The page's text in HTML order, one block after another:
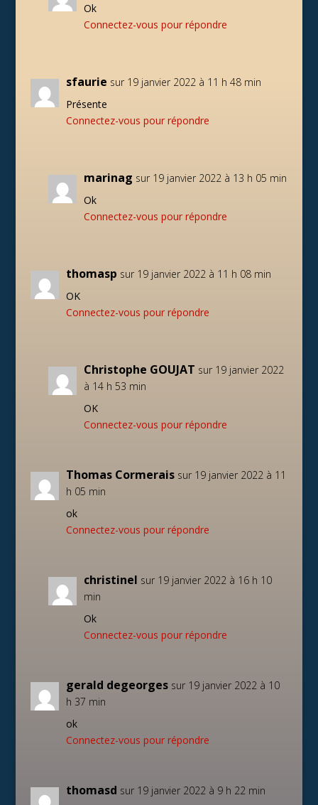
Ok
Connectez-vous pour répondre
sfaurie sur 19 janvier 2022 à 11 h 48 min
Présente
Connectez-vous pour répondre
marinag sur 19 janvier 2022 à 13 h 05 min
Ok
Connectez-vous pour répondre
thomasp sur 19 janvier 2022 à 11 h 08 min
OK
Connectez-vous pour répondre
Christophe GOUJAT sur 19 janvier 2022
à 14 h 53 min
OK
Connectez-vous pour répondre
Thomas Cormerais sur 19 janvier 2022 à 11
h 05 min
ok
Connectez-vous pour répondre
christinel sur 19 janvier 2022 à 16 h 10
min
Ok
Connectez-vous pour répondre
gerald degeorges sur 19 janvier 2022 à 10
h 37 min
ok
Connectez-vous pour répondre
thomasd sur 19 janvier 2022 à 9 h 22 min